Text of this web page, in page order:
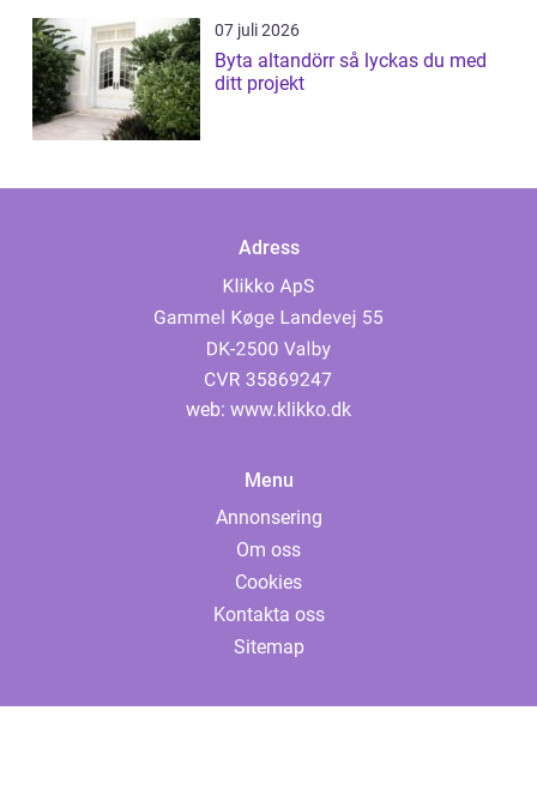
07 juli 2026
Byta altandörr så lyckas du med
ditt projekt
Adress
web: www.klikko.dk
Menu
Annonsering
Om oss
Cookies
Kontakta oss
Sitemap